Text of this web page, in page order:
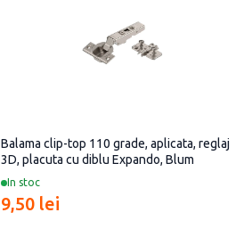
In stoc
Balama clip-top 110 grade, aplicata, reglaj
3D, placuta cu diblu Expando, Blum
9,50 lei